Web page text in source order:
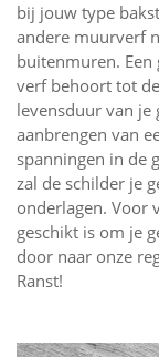
bij jouw type
andere muurverf
buitenmuren.
verf behoort tot
levensduur van je
aanbrengen van
spanningen in de
zal de schilder je
onderlagen. Voor
geschikt is om je
door naar onze
Ranst!